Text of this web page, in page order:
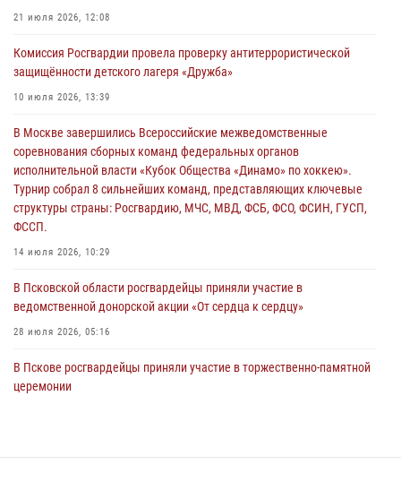
безопасности во время празднования Дня ВДВ
02 августа 2026, 13:28
улицу Труда
31 июля 2026, 13:53
В Санкт-Петербурге прошел окружной этап ежегодного
Всероссийского конкурса профессионального мастерства среди
сотрудников вневедомственной охраны Росгвардии, Псковские
Росгвардейцы одержали победу
21 июля 2026, 12:08
Комиссия Росгвардии провела проверку антитеррористической
защищённости детского лагеря «Дружба»
10 июля 2026, 13:39
В Москве завершились Всероссийские межведомственные
соревнования сборных команд федеральных органов
исполнительной власти «Кубок Общества «Динамо» по хоккею».
Турнир собрал 8 сильнейших команд, представляющих ключевые
структуры страны: Росгвардию, МЧС, МВД, ФСБ, ФСО, ФСИН, ГУСП,
ФССП.
14 июля 2026, 10:29
В Псковской области росгвардейцы приняли участие в
ведомственной донорской акции «От сердца к сердцу»
28 июля 2026, 05:16
В Пскове росгвардейцы приняли участие в торжественно-памятной
церемонии